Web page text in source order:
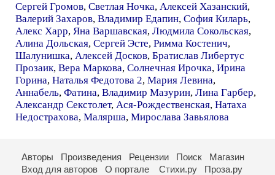
Сергей Громов, Светлая Ночка, Алексей Хазанский,
Валерий Захаров, Владимир Едапин, София Киларь,
Алекс Харр, Яна Варшавская, Людмила Сокольская,
Алина Дольская, Сергей Эсте, Римма Костенич,
Шалунишка, Алексей Досков, Братислав Либертус
Прозаик, Вера Маркова, Солнечная Ирочка, Ирина
Горина, Наталья Федотова 2, Мария Левина,
Аннабель, Фатина, Владимир Мазурин, Лина Гарбер,
Александр Секстолет, Ася-Рождественская, Натаха
Недострахова, Малярша, Мирослава Завьялова
Авторы Произведения Рецензии Поиск
Магазин
Вход для авторов
О портале Стихи.ру Проза.ру